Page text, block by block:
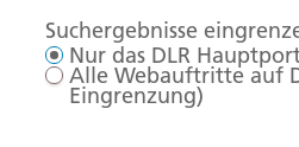
Suchergebnisse
Nur das DLR
Alle Webauftritte auf
Eingrenzung)